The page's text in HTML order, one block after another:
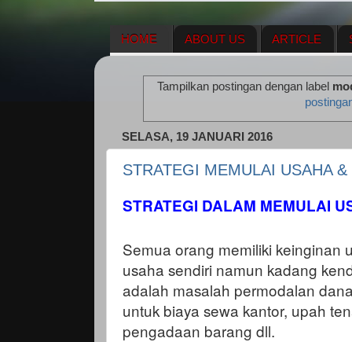
HOME ABOUT US ARTICLE
ENAGIC COMPENSATION PLAN
Tampilkan postingan dengan label
SELASA, 19 JANUARI 2016
STRATEGI MEMULAI USAHA
STRATEGI DALAM MEMULAI
Semua orang memiliki keinginan
usaha sendiri namun kadang
adalah masalah permodalan
untuk biaya sewa kantor, upah
pengadaan barang dll.